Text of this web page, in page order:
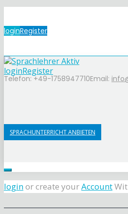
loginRegister
Telefon: +49-1758947710Email:
loginRegister
SPRACHUNTERRICHT ANBIETEN
loginor create yourAccount